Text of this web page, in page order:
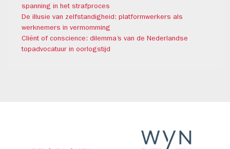
spanning in het strafproces
De illusie van zelfstandigheid: platformwerkers als
werknemers in vermomming
Cliënt of conscience: dilemma’s van de Nederlandse
topadvocatuur in oorlogstijd